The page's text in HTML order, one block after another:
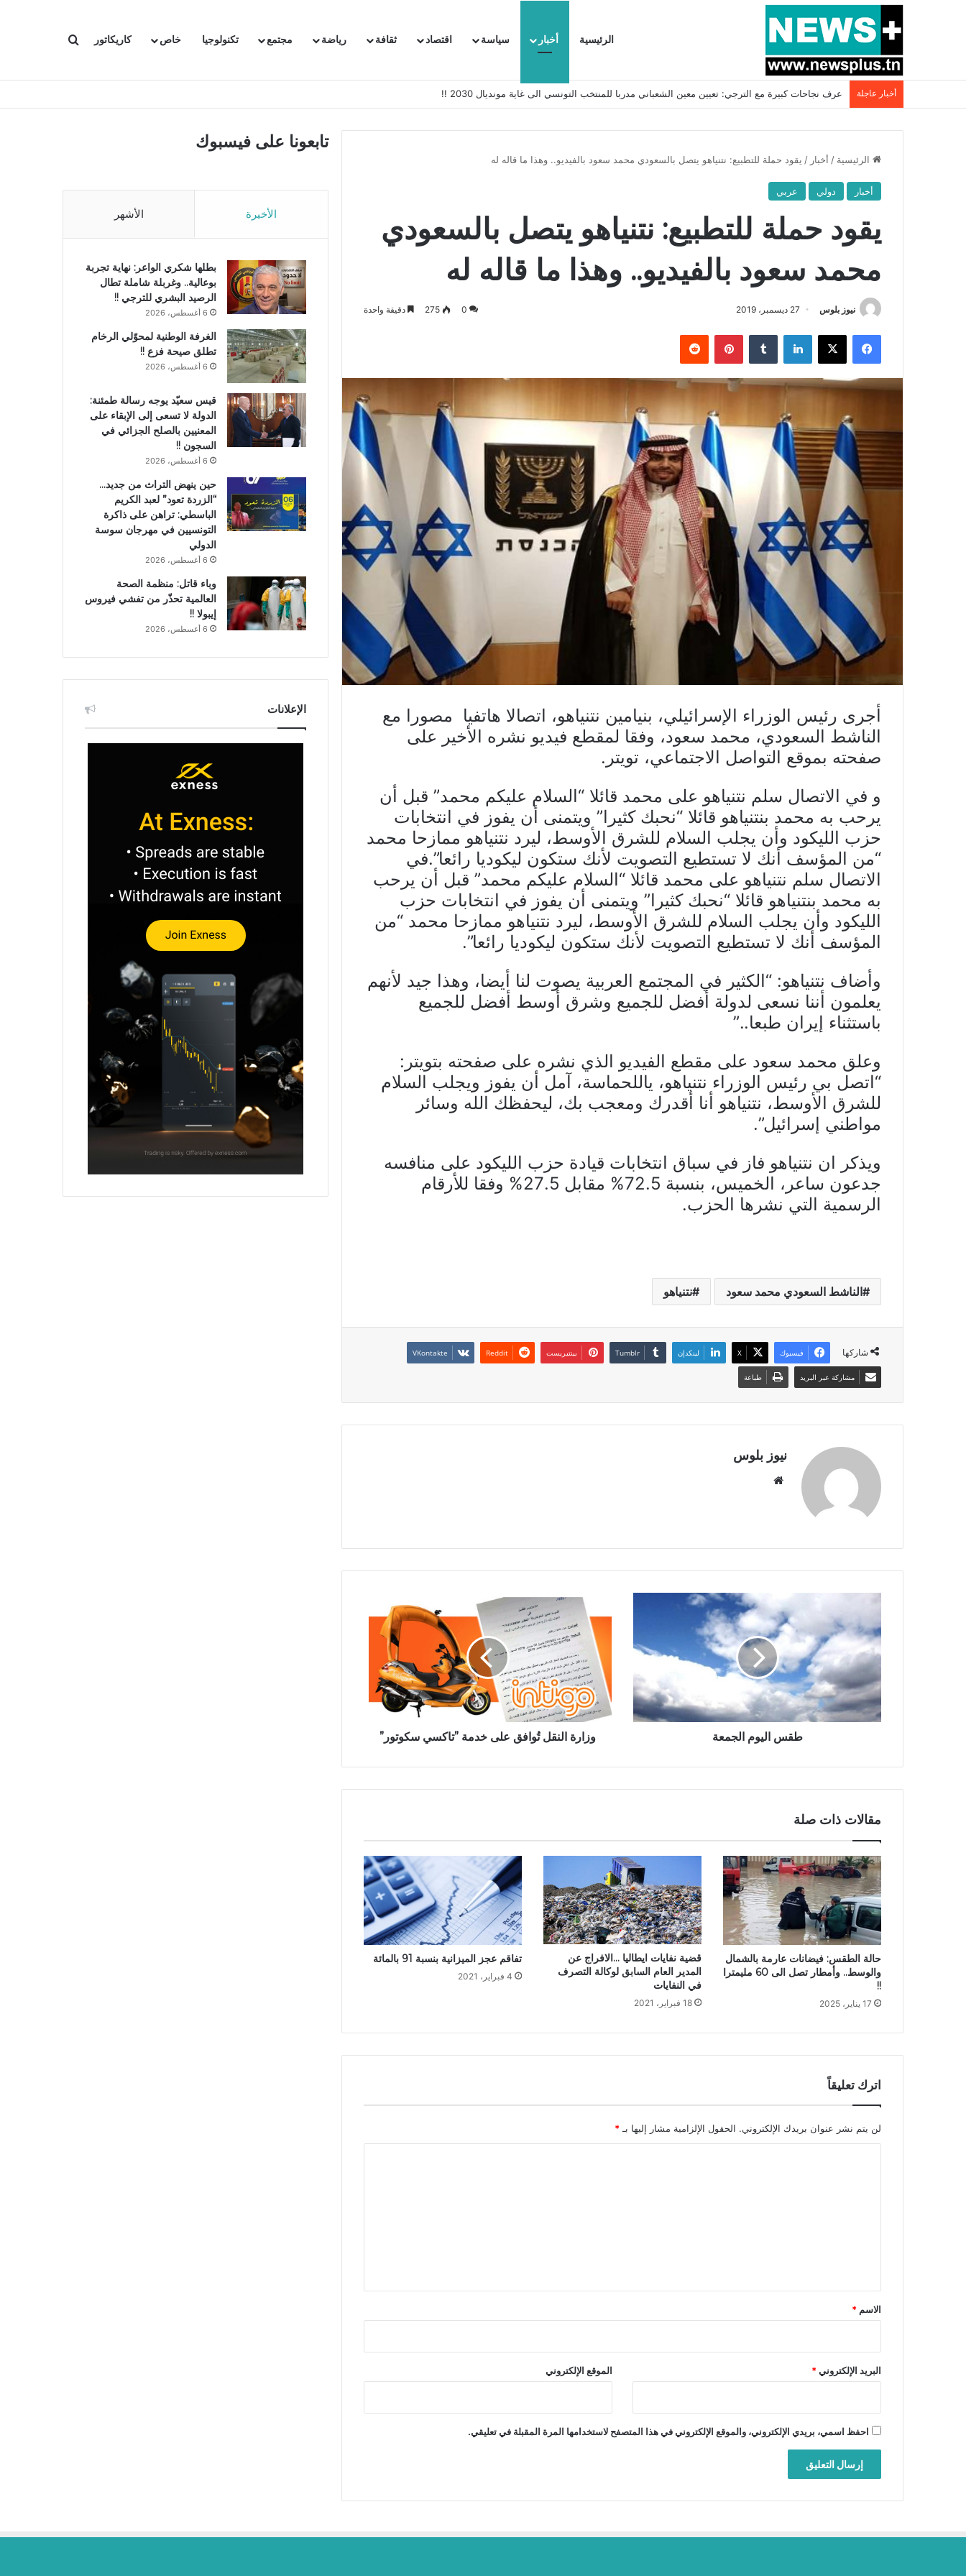
الرئيسية أخبار سياسة اقتصاد ثقافة رياضة مجتمع تكنولوجيا خاص كاريكاتور بحث عن
أخبار عاجلة بسبب المرزوقي وبتكليف من سعيّد: الخارجية تستدعي السفيرة الفرنسية بتونس وتبلغها احتجاجا شديد اللهجة !!
الرئيسية / أخبار / يقود حملة للتطبيع: نتنياهو يتصل بالسعودي محمد سعود بالفيديو.. وهذا ما قاله له
أخبار دولي عربي
يقود حملة للتطبيع: نتنياهو يتصل بالسعودي
محمد سعود بالفيديو.. وهذا ما قاله له
نيوز بلوس 27 ديسمبر، 2019 0
275 دقيقة واحدة
فيسبوك X لينكدإن بينتيريست
أجرى رئيس الوزراء الإسرائيلي، بنيامين نتنياهو، اتصالا هاتفيا مصورا مع
الناشط السعودي، محمد سعود، وفقا لمقطع فيديو نشره الأخير على
صفحته بموقع التواصل الاجتماعي، تويتر.
و في الاتصال سلم نتنياهو على محمد قائلا “السلام عليكم محمد” قبل أن
يرحب به محمد بنتنياهو قائلا “نحبك كثيرا” ويتمنى أن يفوز في انتخابات
حزب الليكود وأن يجلب السلام للشرق الأوسط، ليرد نتنياهو ممازحا محمد
“من المؤسف أنك لا تستطيع التصويت لأنك ستكون ليكوديا رائعا”.في
الاتصال سلم نتنياهو على محمد قائلا “السلام عليكم محمد” قبل أن يرحب
به محمد بنتنياهو قائلا “نحبك كثيرا” ويتمنى أن يفوز في انتخابات حزب
الليكود وأن يجلب السلام للشرق الأوسط، ليرد نتنياهو ممازحا محمد “من
المؤسف أنك لا تستطيع التصويت لأنك ستكون ليكوديا رائعا”.
وأضاف نتنياهو: “الكثير في المجتمع العربية يصوت لنا أيضا، وهذا جيد لأنهم
يعلمون أننا نسعى لدولة أفضل للجميع وشرق أوسط أفضل للجميع
باستثناء إيران طبعا..”
وعلق محمد سعود على مقطع الفيديو الذي نشره على صفحته بتويتر:
“اتصل بي رئيس الوزراء نتنياهو، ياللحماسة، آمل أن يفوز ويجلب السلام
للشرق الأوسط، نتنياهو أنا أقدرك ومعجب بك، ليحفظك الله وسائر
مواطني إسرائيل”.
ويذكر ان نتنياهو فاز في سباق انتخابات قيادة حزب الليكود على منافسه
جدعون ساعر، الخميس، بنسبة 72.5% مقابل 27.5% وفقا للأرقام
الرسمية التي نشرها الحزب.
الناشط السعودي محمد سعود نتنياهو
شاركها فيسبوك X لينكدإن بينتيريست
مشاركة عبر البريد طباعة
نيوز بلوس
طقس اليوم الجمعة وزارة النقل تُوافق على خدمة ”تاكسي سكوتور”
مقالات ذات صلة
حالة الطقس: فيضانات عارمة بالشمال
والوسط.. وأمطار تصل الى 60 مليمترا
!!
17 يناير، 2025
قضية نفايات ايطاليا …الافراج عن
المدير العام السابق لوكالة التصرف
في النفايات
18 فبراير، 2021
تفاقم عجز الميزانية بنسبة 91 بالمائة
4 فبراير، 2021
اترك تعليقاً
لن يتم نشر عنوان بريدك الإلكتروني. الحقول الإلزامية مشار إليها بـ *
*
الاسم *
البريد الإلكتروني* الموقع الإلكتروني
احفظ اسمي، بريدي الإلكتروني، والموقع الإلكتروني في هذا المتصفح لاستخدامها المرة المقبلة في تعليقي.
تابعونا على فيسبوك
الأخيرة الأشهر
بطلها شكري الواعر: نهاية تجربة
بوعالية.. وغربلة شاملة تطال
الرصيد البشري للترجي !!
6 أغسطس، 2026
الغرفة الوطنية لمحوّلي الرخام
تطلق صيحة فزع !!
6 أغسطس، 2026
قيس سعيّد يوجه رسالة طمئنة:
الدولة لا تسعى إلى الإبقاء على
المعنيين بالصلح الجزائي في
السجون !!
6 أغسطس، 2026
حين ينهض التراث من جديد…
“الزردة تعود” لعبد الكريم
الباسطي: تراهن على ذاكرة
التونسيين في مهرجان سوسة
الدولي
6 أغسطس، 2026
وباء قاتل: منظمة الصحة
العالمية تحذّر من تفشي فيروس
إيبولا !!
6 أغسطس، 2026
الإعلانات